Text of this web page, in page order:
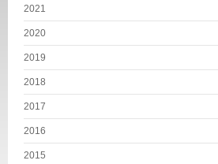
2021
2020
2019
2018
2017
2016
2015